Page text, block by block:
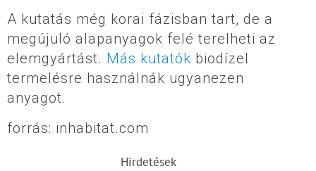
A kutatás még korai fázisban tart, de a
megújuló alapanyagok felé terelheti az
elemgyártást. Más kutatók biodízel
termelésre használnák ugyanezen
anyagot.
forrás: inhabitat.com
Hirdetések